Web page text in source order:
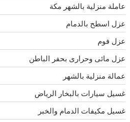
عاملة منزلية بالشهر مكة
عزل اسطح بالدمام
عزل فوم
عزل مائى وحرارى بحفر الباطن
عمالة منزلية بالشهر
غسيل سيارات بالبخار الرياض
غسيل مكيفات الدمام والخبر